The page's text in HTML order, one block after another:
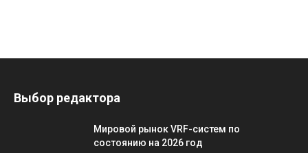
Выбор редактора
Мировой рынок VRF-систем по
состоянию на 2026 год